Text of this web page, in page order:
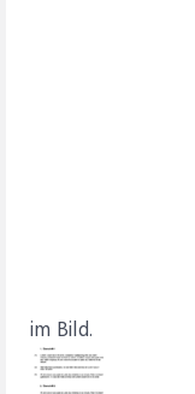
im Bild.